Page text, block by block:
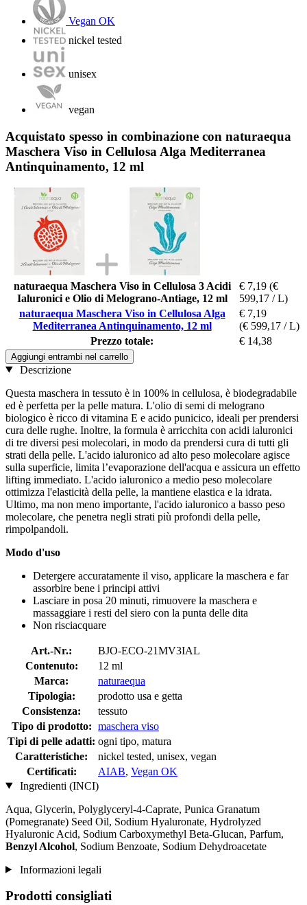
Vegan OK
nickel tested
unisex
vegan
Acquistato spesso in combinazione con naturaequa
Maschera Viso in Cellulosa Alga Mediterranea
Antinquinamento, 12 ml
naturaequa Maschera Viso in Cellulosa 3 Acidi
Ialuronici e Olio di Melograno-Antiage, 12 ml
€ 7,19 (€
599,17 / L)
naturaequa Maschera Viso in Cellulosa Alga
Mediterranea Antinquinamento, 12 ml
€ 7,19
(€ 599,17 / L)
Prezzo totale:
€ 14,38
Aggiungi entrambi nel carrello
Descrizione
Questa maschera in tessuto è in 100% in cellulosa, è biodegradabile
ed è perfetta per la pelle matura. L'olio di semi di melograno
biologico è ricco di vitamina E e acido punicico, ideali per prendersi
cura delle rughe. Inoltre, la formula è arricchita con acidi ialuronici
di tre diversi pesi molecolari, in modo da prendersi cura di tutti gli
strati della pelle. L'acido ialuronico ad alto peso molecolare agisce
sulla superficie, limita l’evaporazione dell'acqua e assicura un effetto
lifting immediato. L'acido ialuronico a medio peso molecolare
ottimizza l'elasticità della pelle, la mantiene elastica e la idrata.
Ultimo, ma non meno importante, l'acido ialuronico a basso peso
molecolare, che penetra negli strati più profondi della pelle,
rimpolpandoli.
Modo d'uso
Detergere accuratamente il viso, applicare la maschera e far
assorbire bene i principi attivi
Lasciare in posa 20 minuti, rimuovere la maschera e
massaggiare i resti del siero con la punta delle dita
Non risciacquare
Art.-Nr.:
BJO-ECO-21MV3IAL
Contenuto:
12 ml
Marca:
naturaequa
Tipologia:
prodotto usa e getta
Consistenza:
tessuto
Tipo di prodotto: maschera viso
Tipi di pelle adatti: ogni tipo, matura
Caratteristiche:
nickel tested, unisex, vegan
Certificati:
AIAB, Vegan OK
Ingredienti (INCI)
Aqua, Glycerin, Polyglyceryl-4-Caprate, Punica Granatum
(Pomegranate) Seed Oil, Sodium Hyaluronate, Hydrolyzed
Hyaluronic Acid, Sodium Carboxymethyl Beta-Glucan, Parfum,
Benzyl Alcohol, Sodium Benzoate, Sodium Dehydroacetate
Informazioni legali
Prodotti consigliati